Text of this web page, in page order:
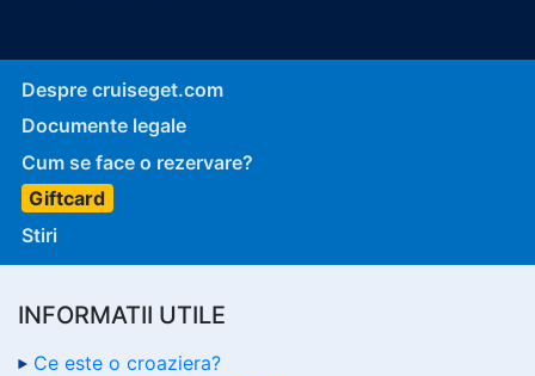
Despre cruiseget.com
Documente legale
Cum se face o rezervare?
Giftcard
Stiri
INFORMATII UTILE
Ce este o croaziera?